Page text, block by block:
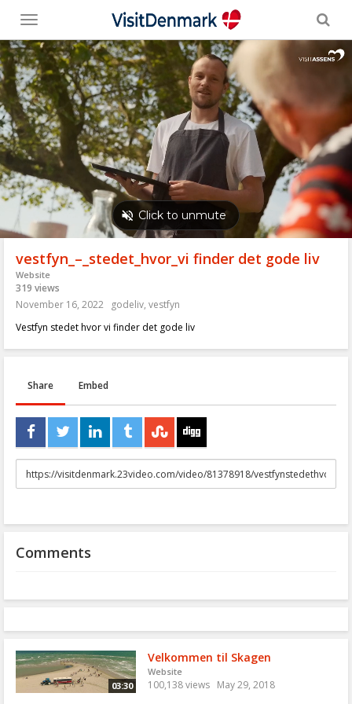
Toggle
menu
vestfyn_–_stedet_hvor_vi finder det gode liv
Website
319 views
November 16, 2022
godeliv, vestfyn
Vestfyn stedet hvor vi finder det gode liv
Share Embed
URL
to
Comments
03:30
Velkommen til Skagen
Website
100,138 views May 29, 2018